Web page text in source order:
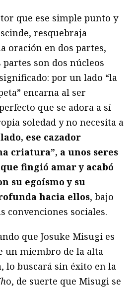
que ese simple punto y
resquebraja
oración en dos partes,
partes son dos núcleos
por un lado “la
encarna al ser
que se adora a sí
soledad y no necesita a
ese cazador
criatura”, a unos seres
fingió amar y acabó
su egoísmo y su
hacia ellos, bajo
convenciones sociales.
que Josuke Misugi es
un miembro de la alta
lo buscará sin éxito en la
o, de suerte que Misugi se